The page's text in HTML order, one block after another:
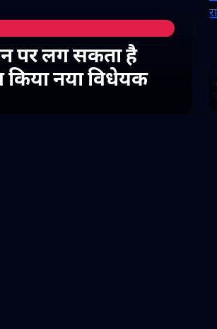
पर लग सकता है
नया विधेयक